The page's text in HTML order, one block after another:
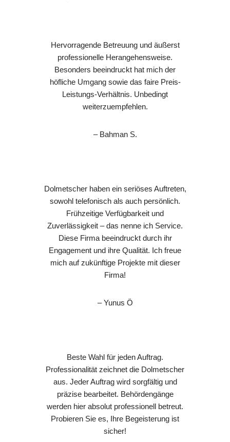
Hervorragende Betreuung und äußerst
professionelle Herangehensweise.
Besonders beeindruckt hat mich der
höfliche Umgang sowie das faire Preis-
Leistungs-Verhältnis. Unbedingt
weiterzuempfehlen.
– Bahman S.
Dolmetscher haben ein seriöses Auftreten,
sowohl telefonisch als auch persönlich.
Frühzeitige Verfügbarkeit und
Zuverlässigkeit – das nenne ich Service.
Diese Firma beeindruckt durch ihr
Engagement und ihre Qualität. Ich freue
mich auf zukünftige Projekte mit dieser
Firma!
– Yunus Ö
Beste Wahl für jeden Auftrag.
Professionalität zeichnet die Dolmetscher
aus. Jeder Auftrag wird sorgfältig und
präzise bearbeitet. Behördengänge
werden hier absolut professionell betreut.
Probieren Sie es, Ihre Begeisterung ist
sicher!